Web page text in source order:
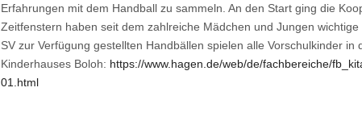
Erfahrungen mit dem Handball zu sammeln. An den Start ging die
Zeitfenstern haben seit dem zahlreiche Mädchen und Jungen
SV zur Verfügung gestellten Handbällen spielen alle Vorschulkinder
Kinderhauses Boloh: https://www.hagen.de/web/de/fachbereiche/
01.html